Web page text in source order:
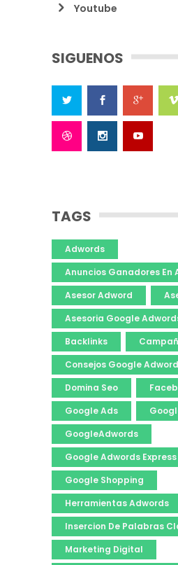
Youtube
SIGUENOS
TAGS
Adwords
Anuncios Ganadores En
Asesor Adword
Asesoria Google
Backlinks
Consejos Google
Domina Seo
Google Ads
GoogleAdwords
Google Adwords Express
Google Shopping
Herramientas Adwords
Insercion De Palabras
Marketing Digital